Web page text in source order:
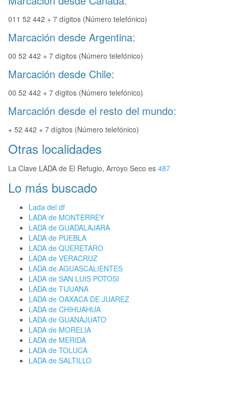
011 52 442 + 7 dígitos (Número telefónico)
Marcación desde Argentina:
00 52 442 + 7 dígitos (Número telefónico)
Marcación desde Chile:
00 52 442 + 7 dígitos (Número telefónico)
Marcación desde el resto del mundo:
+ 52 442 + 7 dígitos (Número telefónico)
Otras localidades
La Clave LADA de El Refugio, Arroyo Seco es 487
Lo más buscado
Lada del df
LADA de MONTERREY
LADA de GUADALAJARA
LADA de PUEBLA
LADA de QUERETARO
LADA de VERACRUZ
LADA de AGUASCALIENTES
LADA de SAN LUIS POTOSI
LADA de TIJUANA
LADA de OAXACA DE JUAREZ
LADA de CHIHUAHUA
LADA de GUANAJUATO
LADA de MORELIA
LADA de MERIDA
LADA de TOLUCA
LADA de SALTILLO